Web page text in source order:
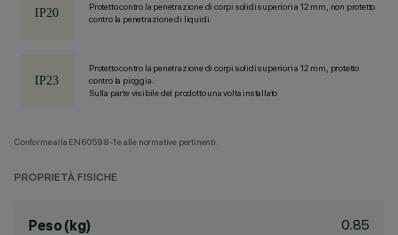
Protetto contro la penetrazione di corpi solidi superiori a 12 mm, non protetto
contro la penetrazione di liquidi.
Protetto contro la penetrazione di corpi solidi superiori a 12 mm, protetto
contro la pioggia.
Sulla parte visibile del prodotto una volta installato
Conforme alla EN60598-1 e alle normative pertinenti.
PROPRIETÀ FISICHE
Peso (kg) 0.85